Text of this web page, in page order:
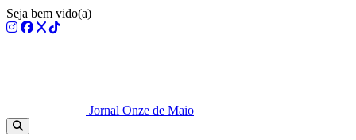
Seja bem vido(a)
Jornal Onze de Maio